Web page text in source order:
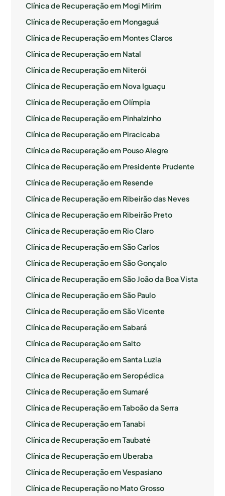
Clínica de Recuperação em Mogi Mirim
Clínica de Recuperação em Mongaguá
Clínica de Recuperação em Montes Claros
Clínica de Recuperação em Natal
Clínica de Recuperação em Niterói
Clínica de Recuperação em Nova Iguaçu
Clínica de Recuperação em Olímpia
Clínica de Recuperação em Pinhalzinho
Clínica de Recuperação em Piracicaba
Clínica de Recuperação em Pouso Alegre
Clínica de Recuperação em Presidente Prudente
Clínica de Recuperação em Resende
Clínica de Recuperação em Ribeirão das Neves
Clínica de Recuperação em Ribeirão Preto
Clínica de Recuperação em Rio Claro
Clínica de Recuperação em São Carlos
Clínica de Recuperação em São Gonçalo
Clínica de Recuperação em São João da Boa Vista
Clínica de Recuperação em São Paulo
Clínica de Recuperação em São Vicente
Clínica de Recuperação em Sabará
Clínica de Recuperação em Salto
Clínica de Recuperação em Santa Luzia
Clínica de Recuperação em Seropédica
Clínica de Recuperação em Sumaré
Clínica de Recuperação em Taboão da Serra
Clínica de Recuperação em Tanabi
Clínica de Recuperação em Taubaté
Clínica de Recuperação em Uberaba
Clínica de Recuperação em Vespasiano
Clínica de Recuperação no Mato Grosso